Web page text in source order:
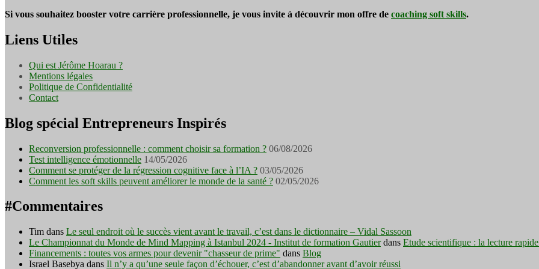
Si vous souhaitez booster votre carrière professionnelle, je vous invite à découvrir mon offre de coaching soft skills.
Liens Utiles
Qui est Jérôme Hoarau ?
Mentions légales
Politique de Confidentialité
Contact
Blog spécial Entrepreneurs Inspirés
Reconversion professionnelle : comment choisir sa formation ? 06/08/2026
Test intelligence émotionnelle 14/05/2026
Comment se protéger de la régression cognitive face à l’IA ? 03/05/2026
Comment les soft skills peuvent améliorer le monde de la santé ? 02/05/2026
#Commentaires
Tim dans Le seul endroit où le succès vient avant le travail, c’est dans le dictionnaire – Vidal Sassoon
Le Championnat du Monde de Mind Mapping à Istanbul 2024 - Institut de formation Gautierdans Etude scientifique : la lecture
Financements : toutes vos armes pour devenir "chasseur de prime" dans Blog
Israel Basebya dans Il n’y a qu’une seule façon d’échouer, c’est d’abandonner avant d’avoir réussi